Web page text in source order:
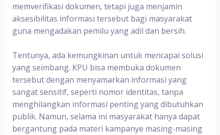
memverifikasi dokumen, tetapi juga menjamin
aksesibilitas informasi tersebut bagi masyarakat
guna mengadakan pemilu yang adil dan bersih.
Tentunya, ada kemungkinan untuk mencapai solusi
yang seimbang. KPU bisa membuka dokumen
tersebut dengan menyamarkan informasi yang
sangat sensitif, seperti nomor identitas, tanpa
menghilangkan informasi penting yang dibutuhkan
publik. Namun, selama ini masyarakat hanya dapat
bergantung pada materi kampanye masing-masing